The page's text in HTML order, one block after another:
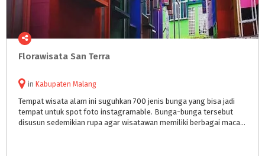
Florawisata San Terra
in Kabupaten Malang
Tempat wisata alam ini suguhkan 700 jenis bunga yang bisa jadi
tempat untuk spot foto instagramable. Bunga-bunga tersebut
disusun sedemikian rupa agar wisatawan memiliki berbagai macam pilihan spot foto.